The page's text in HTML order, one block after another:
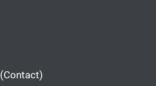
(Contact)